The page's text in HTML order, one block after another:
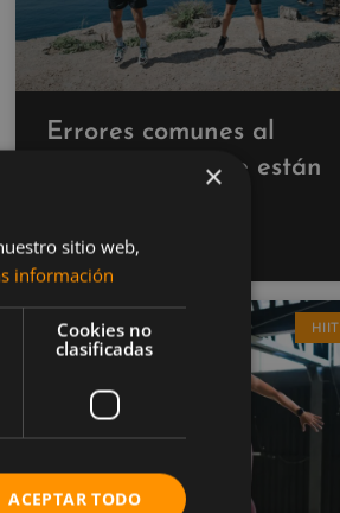
Errores comunes al
hacer cardio que están
resultados
HIIT
×
sitio web,
información
Cookies no
clasificadas
ACEPTAR TODO